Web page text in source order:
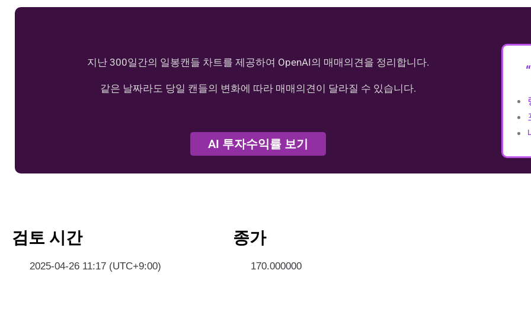
지난 300일간의 일봉캔들 차트를 제공하여 OpenAI의 매매의견을 정리합니다.
같은 날짜라도 당일 캔들의 변화에 따라 매매의견이 달라질 수 있습니다.
AI 투자수익률 보기
검토 시간
2025-04-26 11:17 (UTC+9:00)
종가
170.000000